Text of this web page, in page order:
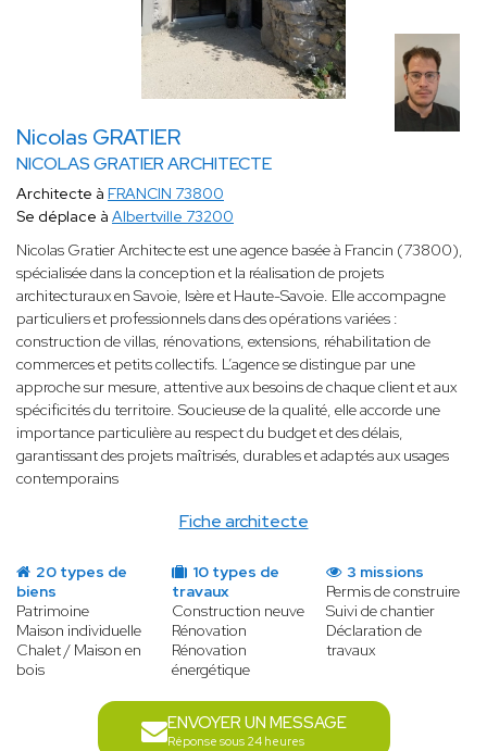
Nicolas GRATIER
NICOLAS GRATIER ARCHITECTE
Fiche architecte
Architecte à FRANCIN 73800
Se déplace à Albertville 73200
Nicolas Gratier Architecte est une agence basée à Francin (73800),
spécialisée dans la conception et la réalisation de projets
architecturaux en Savoie, Isère et Haute-Savoie. Elle accompagne
particuliers et professionnels dans des opérations variées :
construction de villas, rénovations, extensions, réhabilitation de
commerces et petits collectifs. L’agence se distingue par une
approche sur mesure, attentive aux besoins de chaque client et aux
spécificités du territoire. Soucieuse de la qualité, elle accorde une
importance particulière au respect du budget et des délais,
garantissant des projets maîtrisés, durables et adaptés aux usages
contemporains
20 types de
biens
Patrimoine
Maison individuelle
Chalet / Maison en
bois
10 types de
travaux
Construction neuve
Rénovation
Rénovation
énergétique
3 missions
Permis de construire
Suivi de chantier
Déclaration de
travaux
ENVOYER UN MESSAGE
Réponse sous 24 heures